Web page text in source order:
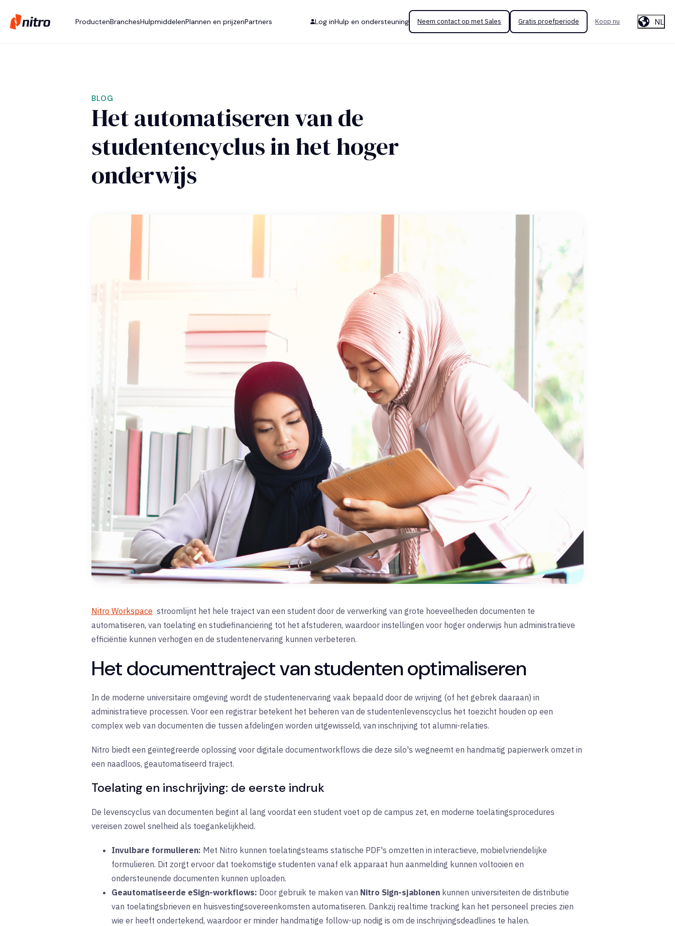
ProductenBranchesHulpmiddelenPlannen en prijzenPartners Log inHulp en ondersteuning Neem contact op met Sales Gratis proefperiode Koop nu NL
BLOG
Het automatiseren van de
studentencyclus in het hoger
onderwijs
Nitro Workspace stroomlijnt het hele traject van een student door de verwerking van grote hoeveelheden documenten te
automatiseren, van toelating en studiefinanciering tot het afstuderen, waardoor instellingen voor hoger onderwijs hun administratieve
efficiëntie kunnen verhogen en de studentenervaring kunnen verbeteren.
Het documenttraject van studenten optimaliseren
In de moderne universitaire omgeving wordt de studentenervaring vaak bepaald door de wrijving (of het gebrek daaraan) in
administratieve processen. Voor een registrar betekent het beheren van de studentenlevenscyclus het toezicht houden op een
complex web van documenten die tussen afdelingen worden uitgewisseld, van inschrijving tot alumni-relaties.
Nitro biedt een geïntegreerde oplossing voor digitale documentworkflows die deze silo's wegneemt en handmatig papierwerk omzet in
een naadloos, geautomatiseerd traject.
Toelating en inschrijving: de eerste indruk
De levenscyclus van documenten begint al lang voordat een student voet op de campus zet, en moderne toelatingsprocedures
vereisen zowel snelheid als toegankelijkheid.
Invulbare formulieren: Met Nitro kunnen toelatingsteams statische PDF's omzetten in interactieve, mobielvriendelijke
formulieren. Dit zorgt ervoor dat toekomstige studenten vanaf elk apparaat hun aanmelding kunnen voltooien en
ondersteunende documenten kunnen uploaden.
Geautomatiseerde eSign-workflows: Door gebruik te maken van Nitro Sign-sjablonen kunnen universiteiten de distributie
van toelatingsbrieven en huisvestingsovereenkomsten automatiseren. Dankzij realtime tracking kan het personeel precies zien
wie er heeft ondertekend, waardoor er minder handmatige follow-up nodig is om de inschrijvingsdeadlines te halen.